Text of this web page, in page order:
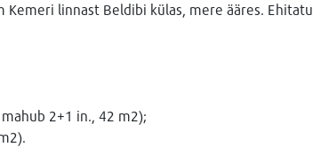
Kemeri linnast Beldibi külas, mere ääres.
2+1 in., 42 m2);